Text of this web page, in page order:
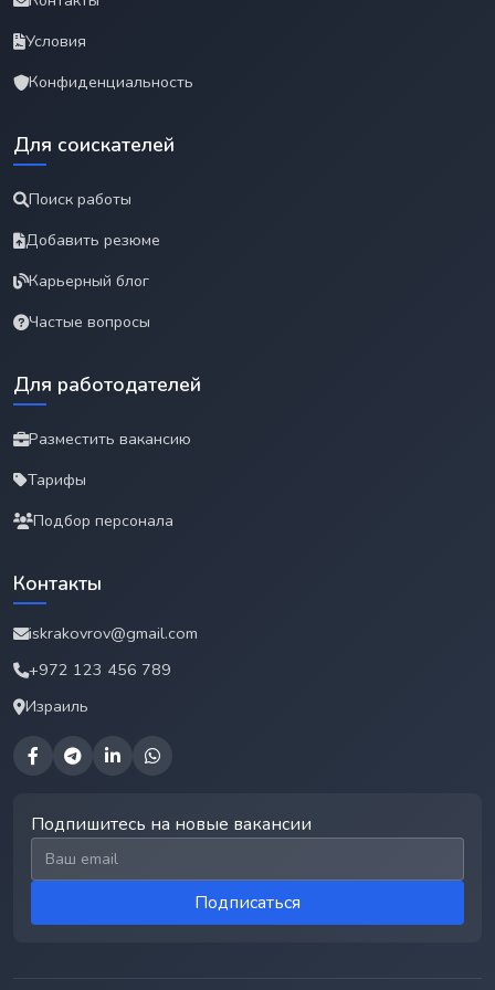
Условия
Конфиденциальность
Для соискателей
Поиск работы
Добавить резюме
Карьерный блог
Частые вопросы
Для работодателей
Разместить вакансию
Тарифы
Подбор персонала
Контакты
iskrakovrov@gmail.com
+972 123 456 789
Израиль
Подпишитесь на новые вакансии
Email для подписки
Подписаться